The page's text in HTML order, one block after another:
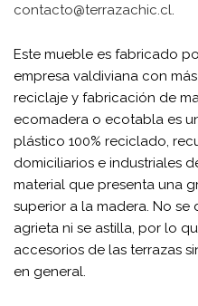
contacto@terrazachic.cl
Este mueble es fabricado
empresa valdiviana con
reciclaje y fabricación de
ecomadera o ecotabla es
plástico 100% reciclado,
domiciliarios e industriales
material que presenta una
superior a la madera. No se
agrieta ni se astilla, por lo
accesorios de las terrazas
en general.